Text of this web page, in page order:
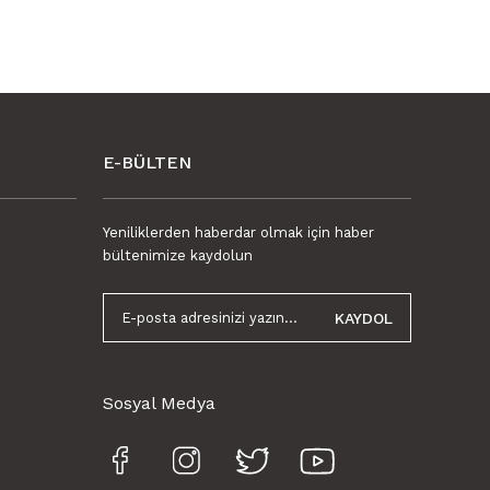
cm
E-BÜLTEN
Yeniliklerden haberdar olmak için haber
bültenimize kaydolun
KAYDOL
Sosyal Medya